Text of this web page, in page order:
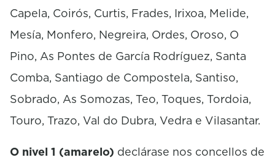
Capela, Coirós, Curtis, Frades, Irixoa, Melide,
Mesía, Monfero, Negreira, Ordes, Oroso, O
Pino, As Pontes de García Rodríguez, Santa
Comba, Santiago de Compostela, Santiso,
Sobrado, As Somozas, Teo, Toques, Tordoia,
Touro, Trazo, Val do Dubra, Vedra e Vilasantar.
O nivel 1 (amarelo) declárase nos concellos de